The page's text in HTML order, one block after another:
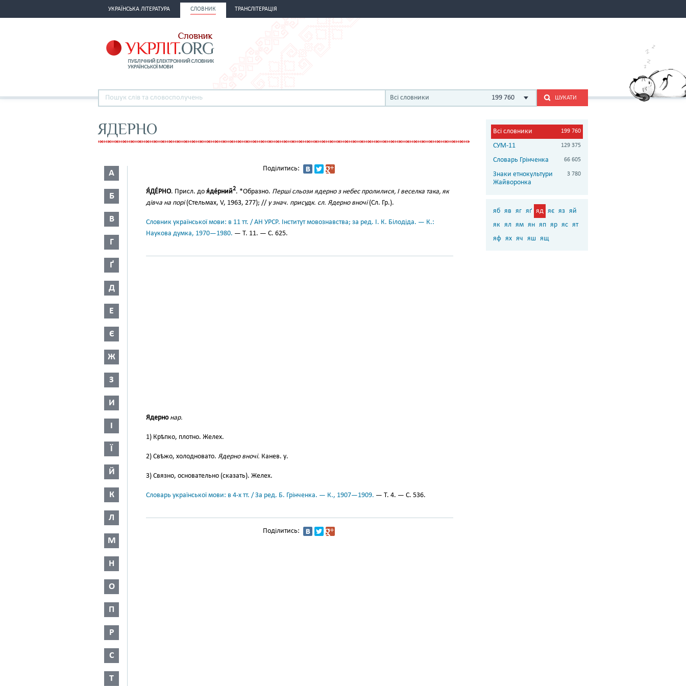
УКРАЇНСЬКА ЛІТЕРАТУРА СЛОВНИК ТРАНСЛІТЕРАЦІЯ
Всі словники 199 760 ШУКАТИ
ЯДЕРНО
А
Б
В
Г
Ґ
Д
Е
Є
Ж
З
И
І
Ї
Й
К
Л
М
Н
О
П
Р
С
Т
Поділитись:
Я́ДЕ́РНО. Присл. до я́де́рний2. *Образно. Перші сльози ядерно з небес пролилися, І веселка така, як
дівча на порі(Стельмах, V, 1963, 277); // у знач. присудк. сл. Ядерно вночі(Сл. Гр.).
Словник української мови: в 11 тт. / АН УРСР. Інститут мовознавства; за ред. І. К. Білодіда. — К.:
Наукова думка, 1970—1980. — Т. 11. — С. 625.
Ядерно нар.
1) Крѣпко, плотно. Желех.
2) Свѣжо, холодновато. Ядерно вночі. Канев. у.
3) Связно, основательно (сказать). Желех.
Словарь української мови: в 4-х тт. / За ред. Б. Грінченка. — К., 1907—1909. — Т. 4. — С. 536.
Поділитись:
Всі словники 199 760
СУМ-11 129 375
Словарь Грінченка 66 605
Знаки етнокультури
Жайворонка
3 780
яб яв яг яґ яд яє яз яй
як ял ям ян яп яр яс ят
яф ях яч яш ящ